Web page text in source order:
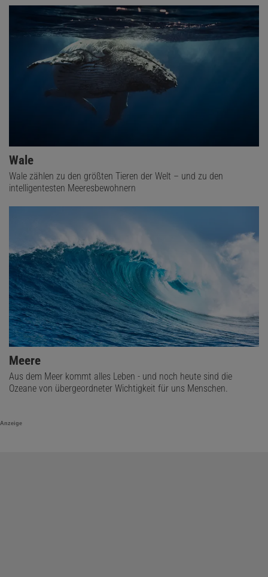
Wale
Wale zählen zu den größten Tieren der Welt – und zu den
intelligentesten Meeresbewohnern
Meere
Aus dem Meer kommt alles Leben - und noch heute sind die
Ozeane von übergeordneter Wichtigkeit für uns Menschen.
Anzeige